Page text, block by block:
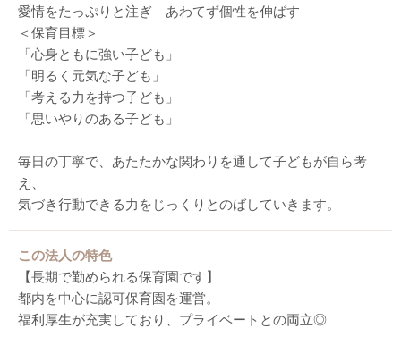
愛情をたっぷりと注ぎ あわてず個性を伸ばす
＜保育目標＞
「心身ともに強い子ども」
「明るく元気な子ども」
「考える力を持つ子ども」
「思いやりのある子ども」
毎日の丁寧で、あたたかな関わりを通して子どもが自ら考
え、
気づき行動できる力をじっくりとのばしていきます。
この法人の特色
【長期で勤められる保育園です】
都内を中心に認可保育園を運営。
福利厚生が充実しており、プライベートとの両立◎